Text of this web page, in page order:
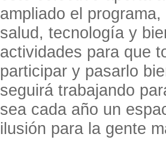
ampliado el
salud, tecnología y
actividades para que
participar y pasarlo
seguirá trabajando
sea cada año un
ilusión para la gente